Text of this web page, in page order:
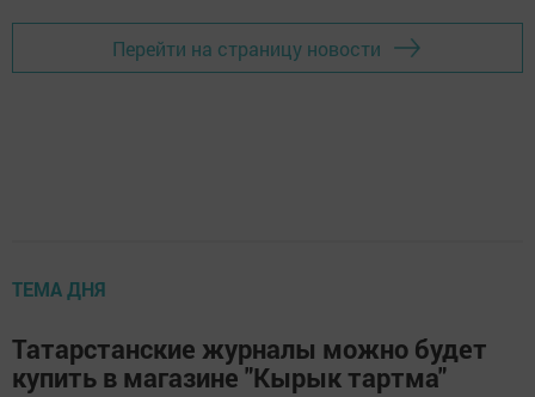
Перейти на страницу новости
ТЕМА ДНЯ
Татарстанские журналы можно будет
купить в магазине "Кырык тартма"